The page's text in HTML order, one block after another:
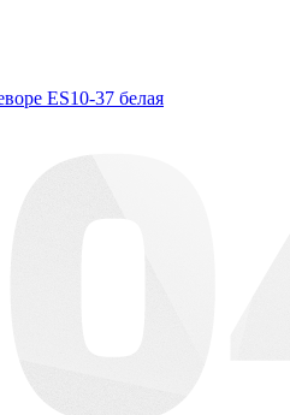
ES10-37 белая